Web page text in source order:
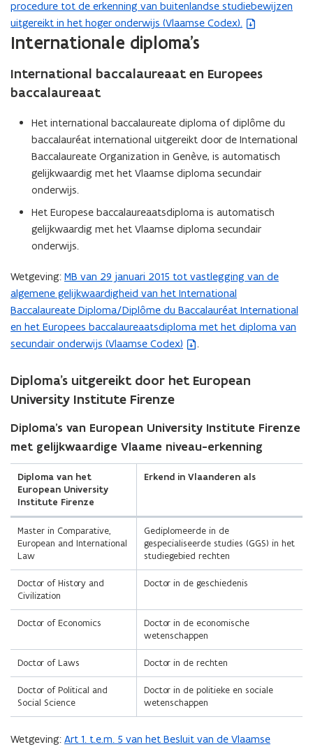
n
t
n
i
)
procedure tot de erkenning van buitenlandse studiebewijzen
uitgereikt in het hoger onderwijs (Vlaamse Codex).
e
s
t
n
d
p
e
n
t
i
n
n
i
u
w
v
e
n
t
r
Internationale diploma's
International baccalaureaat en Europees
baccalaureaat
Het international baccalaureate diploma of diplôme du
baccalauréat international uitgereikt door de International
Baccalaureate Organization in Genève, is automatisch
gelijkwaardig met het Vlaamse diploma secundair
onderwijs.
Het Europese baccalaureaatsdiploma is automatisch
gelijkwaardig met het Vlaamse diploma secundair
onderwijs.
Wetgeving: MB van 29 januari 2015 tot vastlegging van de
algemene gelijkwaardigheid van het International
Baccalaureate Diploma/Diplôme du Baccalauréat International
en het Europees baccalaureaatsdiploma met het diploma van
secundair onderwijs (Vlaamse Codex)
(
b
e
s
t
n
d
o
p
e
n
t
i
n
i
u
v
e
n
s
t
e
r
.
Diploma’s uitgereikt door het European
University Institute Firenze
Diploma’s van European University Institute Firenze
met gelijkwaardige Vlaame niveau-erkenning
Diploma van het
European University
Institute Firenze
Erkend in Vlaanderen als
Master in Comparative,
European and International
Law
Gediplomeerde in de
gespecialiseerde studies (GGS) in het
studiegebied rechten
Doctor of History and
Civilization
Doctor in de geschiedenis
Doctor of Economics
Doctor in de economische
wetenschappen
Doctor of Laws Doctor in de rechten
Doctor of Political and
Social Science
Doctor in de politieke en sociale
wetenschappen
Wetgeving: Art 1. t.e.m. 5 van het Besluit van de Vlaamse
(